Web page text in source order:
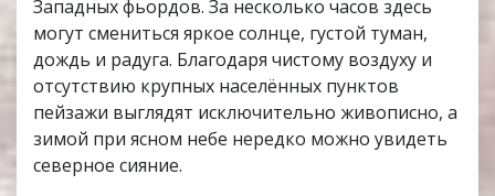
Западных фьордов. За несколько часов здесь
могут смениться яркое солнце, густой туман,
дождь и радуга. Благодаря чистому воздуху и
отсутствию крупных населённых пунктов
пейзажи выглядят исключительно живописно, а
зимой при ясном небе нередко можно увидеть
северное сияние.